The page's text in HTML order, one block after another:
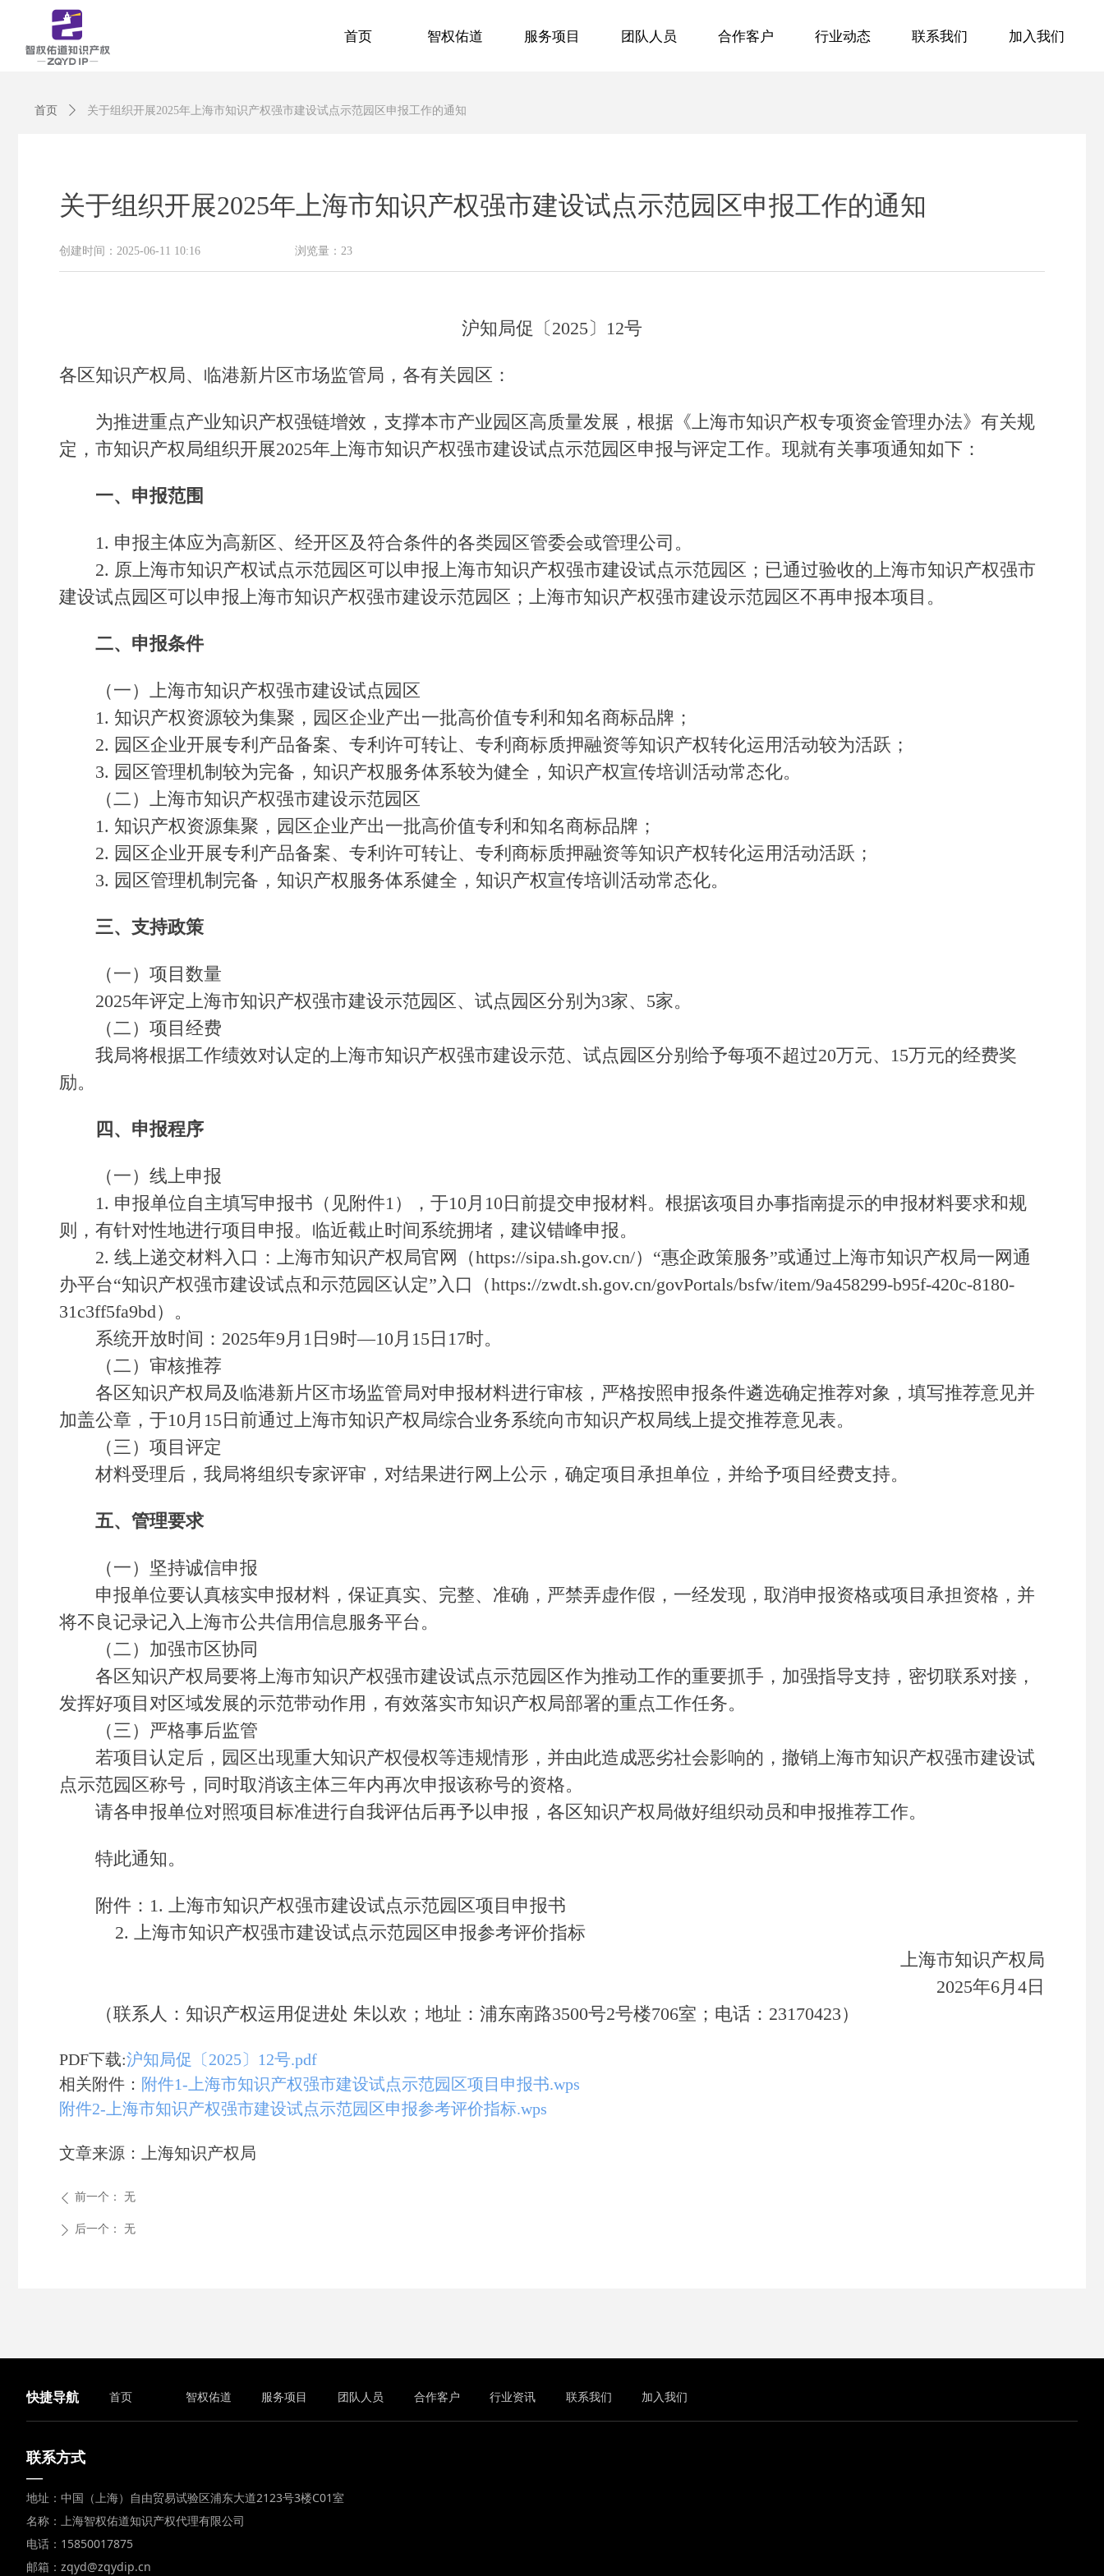
首页
首页
智权佑道
智权佑道
服务项目 团队人员 合作客户 行业动态 联系我们 加入我们
关于组织开展2025年上海市知识产权强市建设试点示范园区申报工作的通知
沪知局促〔2025〕12号
各区知识产权局、临港新片区市场监管局，各有关园区：
为推进重点产业知识产权强链增效，支撑本市产业园区高质量发展，根据《上海市知识产权专项资金管理办法》有关规
定，市知识产权局组织开展2025年上海市知识产权强市建设试点示范园区申报与评定工作。现就有关事项通知如下：
一、申报范围
1. 申报主体应为高新区、经开区及符合条件的各类园区管委会或管理公司。
2. 原上海市知识产权试点示范园区可以申报上海市知识产权强市建设试点示范园区；已通过验收的上海市知识产权强市
建设试点园区可以申报上海市知识产权强市建设示范园区；上海市知识产权强市建设示范园区不再申报本项目。
二、申报条件
（一）上海市知识产权强市建设试点园区
1. 知识产权资源较为集聚，园区企业产出一批高价值专利和知名商标品牌；
2. 园区企业开展专利产品备案、专利许可转让、专利商标质押融资等知识产权转化运用活动较为活跃；
3. 园区管理机制较为完备，知识产权服务体系较为健全，知识产权宣传培训活动常态化。
（二）上海市知识产权强市建设示范园区
1. 知识产权资源集聚，园区企业产出一批高价值专利和知名商标品牌；
2. 园区企业开展专利产品备案、专利许可转让、专利商标质押融资等知识产权转化运用活动活跃；
3. 园区管理机制完备，知识产权服务体系健全，知识产权宣传培训活动常态化。
三、支持政策
（一）项目数量
2025年评定上海市知识产权强市建设示范园区、试点园区分别为3家、5家。
（二）项目经费
我局将根据工作绩效对认定的上海市知识产权强市建设示范、试点园区分别给予每项不超过20万元、15万元的经费奖
励。
四、申报程序
（一）线上申报
1. 申报单位自主填写申报书（见附件1），于10月10日前提交申报材料。根据该项目办事指南提示的申报材料要求和规
则，有针对性地进行项目申报。临近截止时间系统拥堵，建议错峰申报。
2. 线上递交材料入口：上海市知识产权局官网（https://sipa.sh.gov.cn/）“惠企政策服务”或通过上海市知识产权局一网通
办平台“知识产权强市建设试点和示范园区认定”入口（https://zwdt.sh.gov.cn/govPortals/bsfw/item/9a458299-b95f-420c-8180-
31c3ff5fa9bd）。
系统开放时间：2025年9月1日9时—10月15日17时。
（二）审核推荐
各区知识产权局及临港新片区市场监管局对申报材料进行审核，严格按照申报条件遴选确定推荐对象，填写推荐意见并
加盖公章，于10月15日前通过上海市知识产权局综合业务系统向市知识产权局线上提交推荐意见表。
（三）项目评定
材料受理后，我局将组织专家评审，对结果进行网上公示，确定项目承担单位，并给予项目经费支持。
五、管理要求
（一）坚持诚信申报
申报单位要认真核实申报材料，保证真实、完整、准确，严禁弄虚作假，一经发现，取消申报资格或项目承担资格，并
将不良记录记入上海市公共信用信息服务平台。
（二）加强市区协同
各区知识产权局要将上海市知识产权强市建设试点示范园区作为推动工作的重要抓手，加强指导支持，密切联系对接，
发挥好项目对区域发展的示范带动作用，有效落实市知识产权局部署的重点工作任务。
（三）严格事后监管
若项目认定后，园区出现重大知识产权侵权等违规情形，并由此造成恶劣社会影响的，撤销上海市知识产权强市建设试
点示范园区称号，同时取消该主体三年内再次申报该称号的资格。
请各申报单位对照项目标准进行自我评估后再予以申报，各区知识产权局做好组织动员和申报推荐工作。
特此通知。
附件：1. 上海市知识产权强市建设试点示范园区项目申报书
2. 上海市知识产权强市建设试点示范园区申报参考评价指标
上海市知识产权局
2025年6月4日
（联系人：知识产权运用促进处 朱以欢；地址：浦东南路3500号2号楼706室；电话：23170423）
PDF下载:沪知局促〔2025〕12号.pdf
相关附件： 附件1-上海市知识产权强市建设试点示范园区项目申报书.wps
附件2-上海市知识产权强市建设试点示范园区申报参考评价指标.wps
文章来源：上海知识产权局
创建时间： 2025-06-11 10:16 浏览量： 23
ꄴ 前一个： 无
ꄲ 后一个： 无
首页 ꄲ 关于组织开展2025年上海市知识产权强市建设试点示范园区申报工作的通知
快捷导航 首页 智权佑道 服务项目 团队人员 合作客户 行业资讯 联系我们 加入我们
联系方式
—
地址：中国（上海）自由贸易试验区浦东大道2123号3楼C01室
名称：上海智权佑道知识产权代理有限公司
电话：15850017875
邮箱：zqyd@zqydip.cn